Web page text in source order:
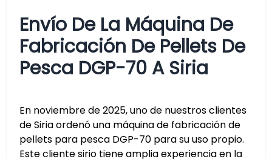
Envío De La Máquina De
Fabricación De Pellets De
Pesca DGP-70 A Siria
En noviembre de 2025, uno de nuestros clientes
de Siria ordenó una máquina de fabricación de
pellets para pesca DGP-70 para su uso propio.
Este cliente sirio tiene amplia experiencia en la